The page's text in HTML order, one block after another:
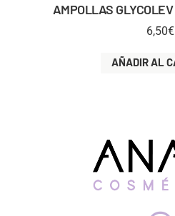
AMPOLLAS
6,50€
AÑADIR AL